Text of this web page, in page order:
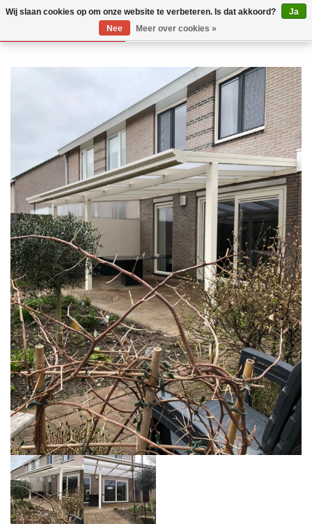
Wij slaan cookies op om onze website te verbeteren. Is dat akkoord?
Ja
Nee
Meer over cookies »